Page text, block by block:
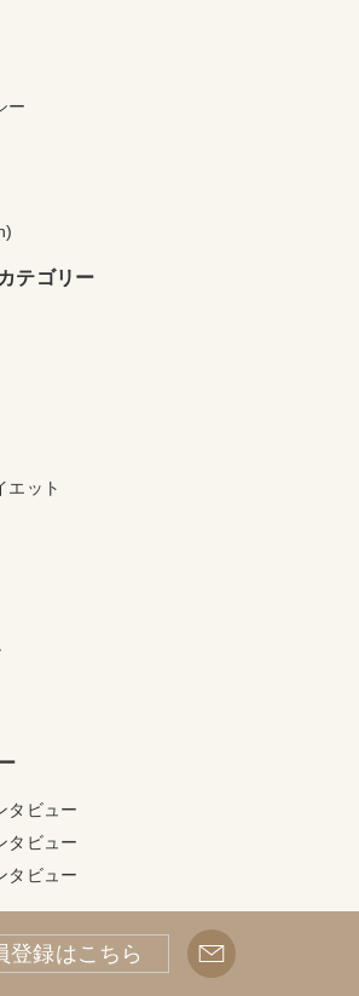
ー
テゴリー
エット
タビュー
タビュー
タビュー
登録はこちら